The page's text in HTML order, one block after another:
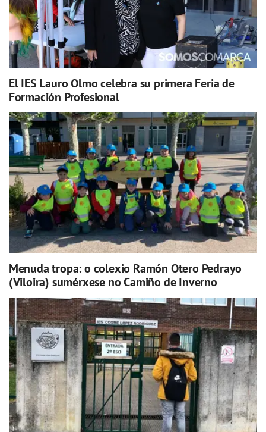
El IES Lauro Olmo celebra su primera Feria de
Formación Profesional
Menuda tropa: o colexio Ramón Otero Pedrayo
(Viloira) sumérxese no Camiño de Inverno